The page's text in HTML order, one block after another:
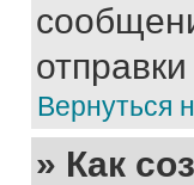
Вернуться
» Как